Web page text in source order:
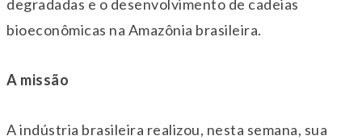
degradadas e o desenvolvimento de cadeias
bioeconômicas na Amazônia brasileira.
A missão
A indústria brasileira realizou, nesta semana, sua